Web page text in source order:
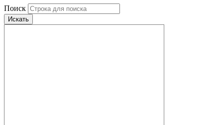
Поиск
Искать